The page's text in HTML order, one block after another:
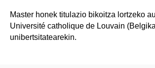
Master honek titulazio bikoitza lortzeko
Université catholique de Louvain
unibertsitatearekin.